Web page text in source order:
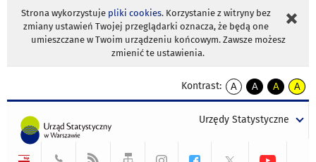
Strona wykorzystuje pliki cookies. Korzystanie z witryny bez
zmiany ustawień Twojej przeglądarki oznacza, że będą one
umieszczane w Twoim urządzeniu końcowym. Zawsze możesz
zmienić te ustawienia.
Kontrast:
A
kontrast
A
kontrast
tekst
czarnym
A
kontrast
tekst
czarnym
A
tekst
żółtym
Urzędy Statystyczne